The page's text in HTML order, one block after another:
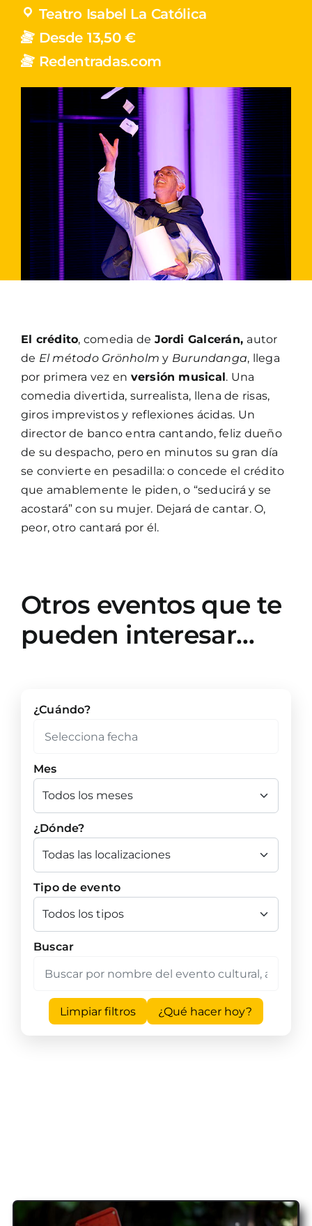
Teatro Isabel La Católica
Desde 13,50 €
Redentradas.com
El crédito, comedia de Jordi Galcerán, autor
de El método Grönholm y Burundanga, llega
por primera vez en versión musical. Una
comedia divertida, surrealista, llena de risas,
giros imprevistos y reflexiones ácidas. Un
director de banco entra cantando, feliz dueño
de su despacho, pero en minutos su gran día
se convierte en pesadilla: o concede el crédito
que amablemente le piden, o “seducirá y se
acostará” con su mujer. Dejará de cantar. O,
peor, otro cantará por él.
Otros eventos que te
pueden interesar…
¿Cuándo?
Mes
¿Dónde?
Tipo de evento
Buscar
Limpiar filtros ¿Qué hacer hoy?